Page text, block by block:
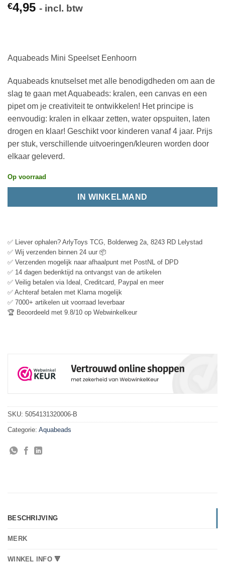
€4,95 - incl. btw
Aquabeads Mini Speelset Eenhoorn
Aquabeads knutselset met alle benodigdheden om aan de
slag te gaan met Aquabeads: kralen, een canvas en een
pipet om je creativiteit te ontwikkelen! Het principe is
eenvoudig: kralen in elkaar zetten, water opspuiten, laten
drogen en klaar! Geschikt voor kinderen vanaf 4 jaar. Prijs
per stuk, verschillende uitvoeringen/kleuren worden door
elkaar geleverd.
Op voorraad
IN WINKELMAND
✅ Liever ophalen? ArlyToys TCG, Bolderweg 2a, 8243 RD Lelystad
✅ Wij verzenden binnen 24 uur 📦
✅ Verzenden mogelijk naar afhaalpunt met PostNL of DPD
✅ 14 dagen bedenktijd na ontvangst van de artikelen
✅ Veilig betalen via Ideal, Creditcard, Paypal en meer
✅ Achteraf betalen met Klarna mogelijk
✅ 7000+ artikelen uit voorraad leverbaar
🏆 Beoordeeld met 9.8/10 op Webwinkelkeur
SKU: 5054131320006-B
Categorie: Aquabeads
BESCHRIJVING
MERK
WINKEL INFO 🔻